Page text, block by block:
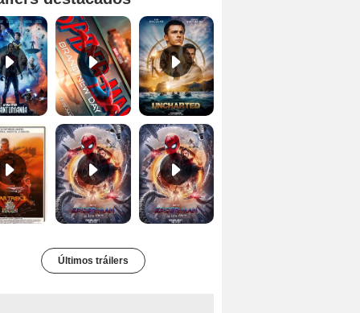
Ant-Man y la Avispa: Quantumanía Tráiler (2) Spider-Man: Brand New Day Tráiler (3)
Star Trek II: la ira de Khan Tráiler VO Spider-Man: No Way Home Teaser Tráiler 'Spider-Man: No Way Home'
Últimos tráilers